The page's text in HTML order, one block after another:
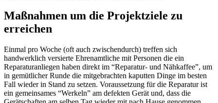
Maßnahmen um die Projektziele zu
erreichen
Einmal pro Woche (oft auch zwischendurch) treffen sich
handwerklich versierte Ehrenamtliche mit Personen die ein
Reparaturanliegen haben direkt im “Reparatur- und Nähkaffee”, um
in gemütlicher Runde die mitgebrachten kaputten Dinge im besten
Fall wieder in Stand zu setzen. Voraussetzung für die Reparatur ist
ein gemeinsames “Werkeln” am defekten Gerät und, dass die